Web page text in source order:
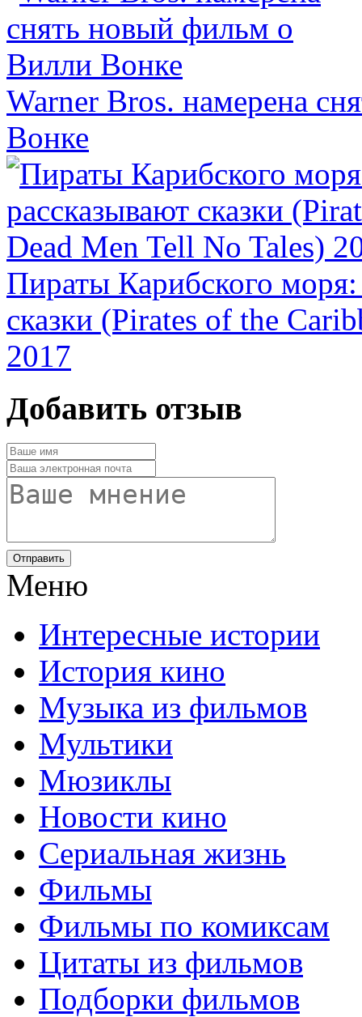
Warner Bros. намерена
Вонке
Пираты Карибского
сказки (Pirates of the
2017
Добавить отзыв
Отправить
Меню
Интересные истории
История кино
Музыка из фильмов
Мультики
Мюзиклы
Новости кино
Сериальная жизнь
Фильмы
Фильмы по комиксам
Цитаты из фильмов
Подборки фильмов